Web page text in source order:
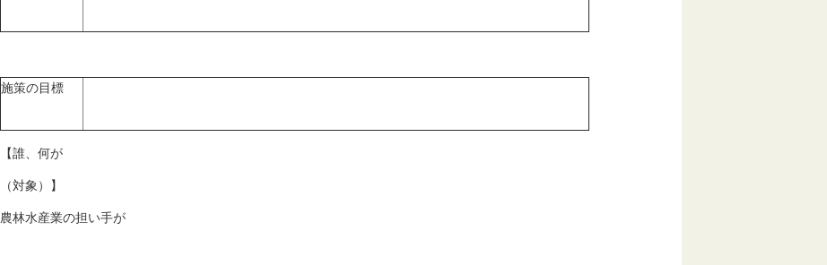
施策の目標
【誰、何が
（対象）】
農林水産業の担い手が